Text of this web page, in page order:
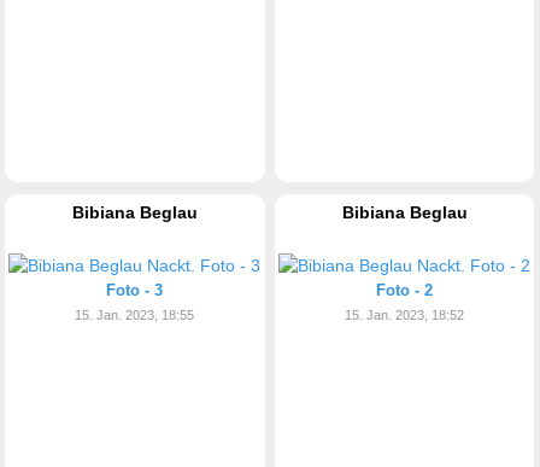
Bibiana Beglau
Foto - 3
15. Jan. 2023, 18:55
Bibiana Beglau
Foto - 2
15. Jan. 2023, 18:52